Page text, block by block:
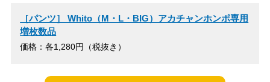
［パンツ］ Whito（M・L・BIG）アカチャンホンポ専用
増枚数品
価格：各1,280円（税抜き）